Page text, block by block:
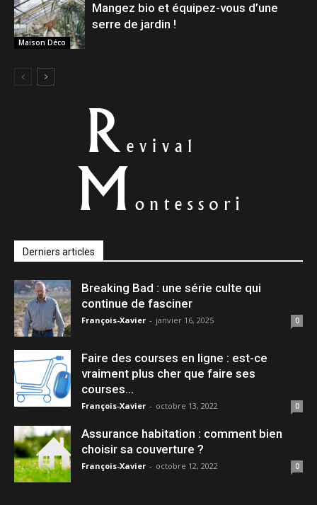
Maison Déco
Mangez bio et équipez-vous d’une
serre de jardin !
Derniers articles
Breaking Bad : une série culte qui
continue de fasciner
François-Xavier - janvier 16, 2025 0
Faire des courses en ligne : est-ce
vraiment plus cher que faire ses
courses...
François-Xavier - octobre 13, 2022 0
Assurance habitation : comment bien
choisir sa couverture ?
François-Xavier - octobre 12, 2022 0